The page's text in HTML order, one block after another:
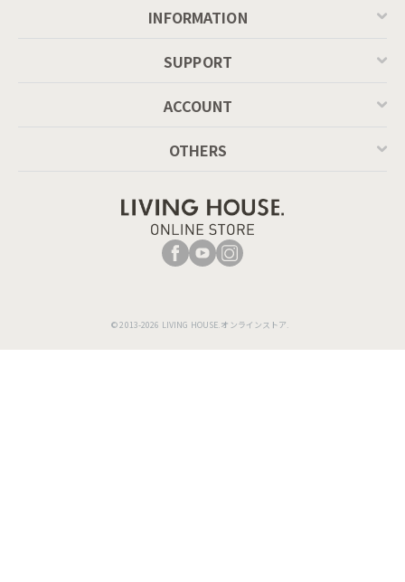
ひじ掛けを付けずにできるだけ幅の広い座面を確保しました。
INFORMATION
SUPPORT
ACCOUNT
OTHERS
© 2013-2026 LIVING HOUSE.オンラインストア.